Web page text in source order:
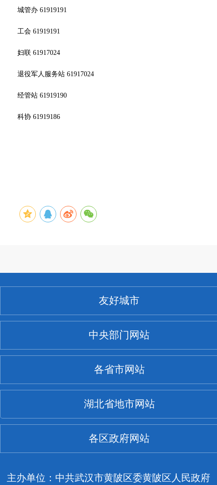
城管办 61919191
工会 61919191
妇联 61917024
退役军人服务站 61917024
经管站 61919190
科协 61919186
友好城市
中央部门网站
各省市网站
湖北省地市网站
各区政府网站
主办单位：中共武汉市黄陂区委黄陂区人民政府